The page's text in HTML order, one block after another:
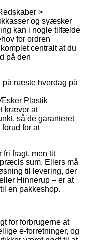
>
og syæsker
kan i nogle tilfælde
for ordren
centralt at du
på den
på næste hverdag på
Plastik
kræver at
så de garanteret
forud for at
fri fragt, men tit
sum. Ellers må
til levering, der
Hinnerup – er at
en pakkeshop.
for forbrugerne at
e-forretninger, og